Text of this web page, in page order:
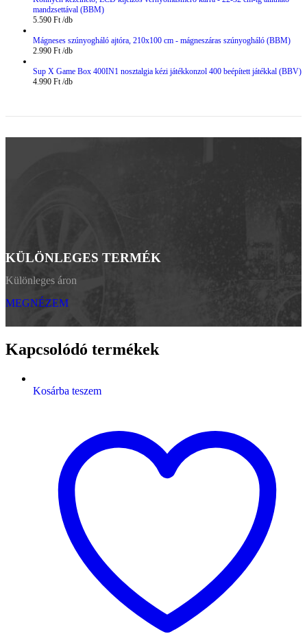
mandzsettával (BBM)
5.590 Ft
Mágneses szúnyogháló ajtóra, 210x100 cm - mágneszáras szúnyogháló (BBM)
2.990 Ft
Sup X Game Box 400IN1 nosztalgia kézi játékkonzol 400 beépített játékkal (BBV)
4.990 Ft
KÜLÖNLEGES TERMÉK
Különleges áron
MEGNÉZEM
Kapcsolódó termékek
Kosárba teszem